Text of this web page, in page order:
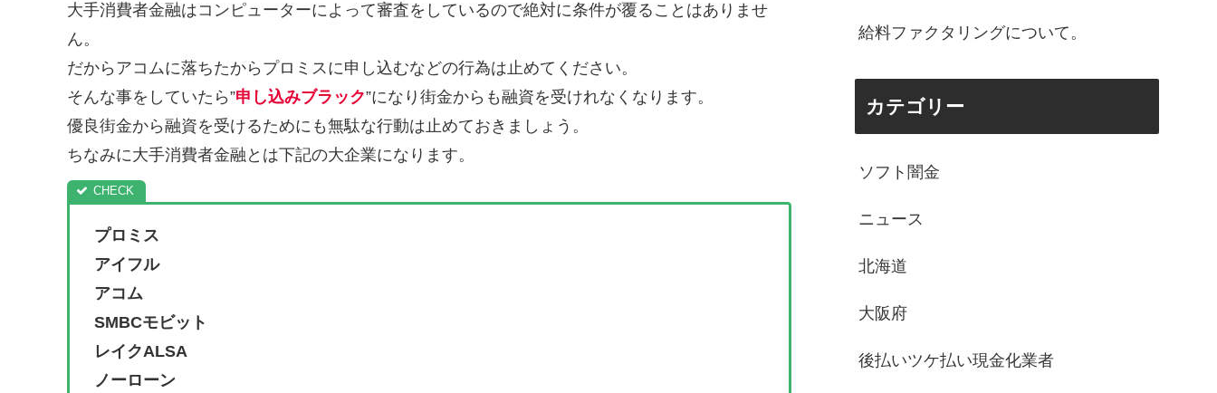
大手消費者金融はコンピューターによって審査をしているので絶対に条件が覆ることはありませ
ん。
だからアコムに落ちたからプロミスに申し込むなどの行為は止めてください。
そんな事をしていたら”申し込みブラック”になり街金からも融資を受けれなくなります。
優良街金から融資を受けるためにも無駄な行動は止めておきましょう。
ちなみに大手消費者金融とは下記の大企業になります。
プロミス
アイフル
アコム
SMBCモビット
レイクALSA
ノーローン
給料ファクタリングについて。
カテゴリー
ソフト闇金
ニュース
北海道
大阪府
後払いツケ払い現金化業者